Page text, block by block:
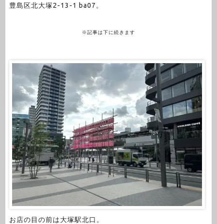
豊島区北大塚2-13-1 ba07。
※記事は下に続きます
お店の目の前は大塚駅北口。